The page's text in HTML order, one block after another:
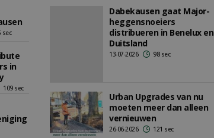
sec
in
109 sec
Dabekausen gaat Major-
heggensnoeiers
distribueren in Benelux en
Duitsland
13-07-2026 98 sec
Urban Upgrades van nu
moeten meer dan alleen
vernieuwen
26-06-2026 121 sec